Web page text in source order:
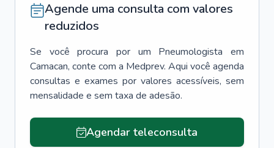
Agende uma consulta com valores
reduzidos
Se você procura por um Pneumologista
em
Camacan, conte com a Medprev. Aqui você agenda
consultas e exames por valores acessíveis, sem
mensalidade e sem taxa de adesão.
Agendar teleconsulta